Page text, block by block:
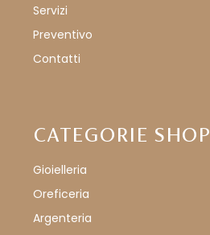
Servizi
Preventivo
Contatti
CATEGORIE SHOP
Gioielleria
Oreficeria
Argenteria